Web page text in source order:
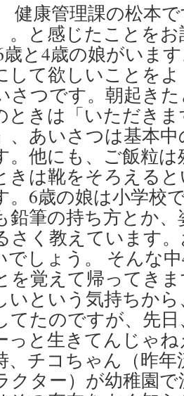
健康管理課の松本
。と感じたことを
と4歳の娘がいま
して欲しいことを
さつです。朝起き
ときは「いただき
、あいさつは基本
。他にも、ご飯粒
きは靴をそろえる
。6歳の娘は小学校
鉛筆の持ち方とか
さく教えています
でしょう。 そんな
を覚えて帰ってき
いという気持ちか
てたのですが、先
っと生きてんじゃ
、チコちゃん（昨
クター）が幼稚園